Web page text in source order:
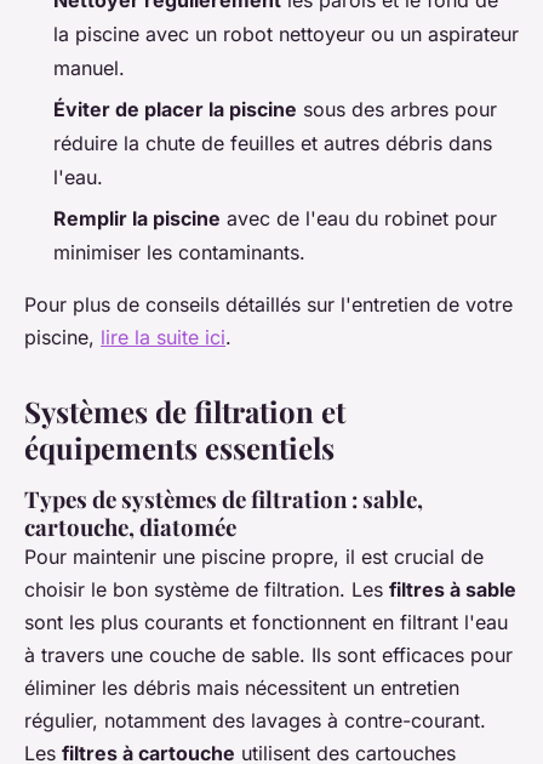
la piscine avec un robot nettoyeur ou un aspirateur
manuel.
Éviter de placer la piscine sous des arbres pour
réduire la chute de feuilles et autres débris dans
l'eau.
Remplir la piscine avec de l'eau du robinet pour
minimiser les contaminants.
Pour plus de conseils détaillés sur l'entretien de votre
piscine, lire la suite ici.
Systèmes de filtration et
équipements essentiels
Types de systèmes de filtration : sable,
cartouche, diatomée
Pour maintenir une piscine propre, il est crucial de
choisir le bon système de filtration. Les filtres à sable
sont les plus courants et fonctionnent en filtrant l'eau
à travers une couche de sable. Ils sont efficaces pour
éliminer les débris mais nécessitent un entretien
régulier, notamment des lavages à contre-courant.
Les filtres à cartouche utilisent des cartouches